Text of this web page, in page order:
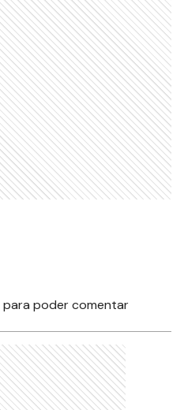
para poder comentar